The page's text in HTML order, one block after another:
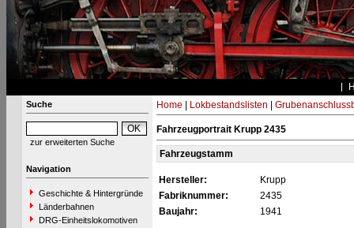
Suche
zur erweiterten Suche
Navigation
Geschichte & Hintergründe
Länderbahnen
DRG-Einheitslokomotiven
Home Lokbestandslisten
Fahrzeugportrait Krupp 2435
Fahrzeugstamm
Hersteller:
Krupp
Fabriknummer:
2435
Baujahr:
1941